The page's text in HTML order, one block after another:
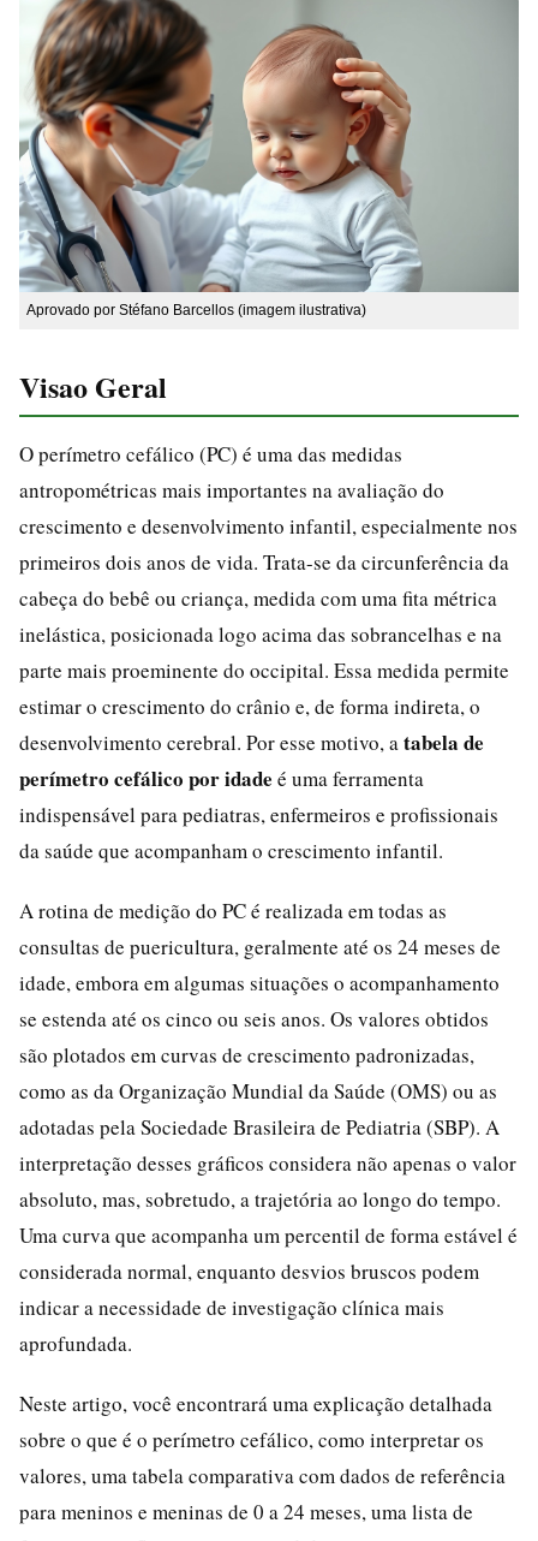
Aprovado por Stéfano Barcellos (imagem ilustrativa)
Visao Geral
O perímetro cefálico (PC) é uma das medidas
antropométricas mais importantes na avaliação do
crescimento e desenvolvimento infantil, especialmente nos
primeiros dois anos de vida. Trata-se da circunferência da
cabeça do bebê ou criança, medida com uma fita métrica
inelástica, posicionada logo acima das sobrancelhas e na
parte mais proeminente do occipital. Essa medida permite
estimar o crescimento do crânio e, de forma indireta, o
desenvolvimento cerebral. Por esse motivo, a tabela de
perímetro cefálico por idade é uma ferramenta
indispensável para pediatras, enfermeiros e profissionais
da saúde que acompanham o crescimento infantil.
A rotina de medição do PC é realizada em todas as
consultas de puericultura, geralmente até os 24 meses de
idade, embora em algumas situações o acompanhamento
se estenda até os cinco ou seis anos. Os valores obtidos
são plotados em curvas de crescimento padronizadas,
como as da Organização Mundial da Saúde (OMS) ou as
adotadas pela Sociedade Brasileira de Pediatria (SBP). A
interpretação desses gráficos considera não apenas o valor
absoluto, mas, sobretudo, a trajetória ao longo do tempo.
Uma curva que acompanha um percentil de forma estável é
considerada normal, enquanto desvios bruscos podem
indicar a necessidade de investigação clínica mais
aprofundada.
Neste artigo, você encontrará uma explicação detalhada
sobre o que é o perímetro cefálico, como interpretar os
valores, uma tabela comparativa com dados de referência
para meninos e meninas de 0 a 24 meses, uma lista de